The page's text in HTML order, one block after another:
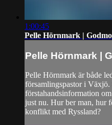
1:00:45
Pelle Hörnmark |
Pelle Hörnmark |
Pelle Hörnmark är både
församlingspastor i
förstahandsinformation
just nu. Hur ber man, hur
konflikt med Ryssland?